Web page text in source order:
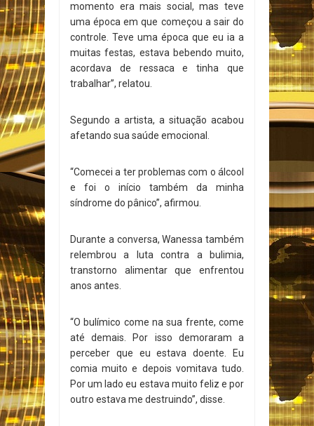
momento era mais social, mas teve
uma época em que começou a sair do
controle. Teve uma época que eu ia a
muitas festas, estava bebendo muito,
acordava de ressaca e tinha que
trabalhar”, relatou.
Segundo a artista, a situação acabou
afetando sua saúde emocional.
“Comecei a ter problemas com o álcool
e foi o início também da minha
síndrome do pânico”, afirmou.
Durante a conversa, Wanessa também
relembrou a luta contra a bulimia,
transtorno alimentar que enfrentou
anos antes.
“O bulímico come na sua frente, come
até demais. Por isso demoraram a
perceber que eu estava doente. Eu
comia muito e depois vomitava tudo.
Por um lado eu estava muito feliz e por
outro estava me destruindo”, disse.